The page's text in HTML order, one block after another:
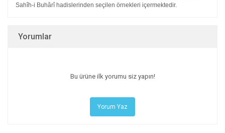
Sahîh-i Buhârî hadislerinden seçilen örnekleri içermektedir.
Yorumlar
Bu ürüne ilk yorumu siz yapın!
Yorum Yaz